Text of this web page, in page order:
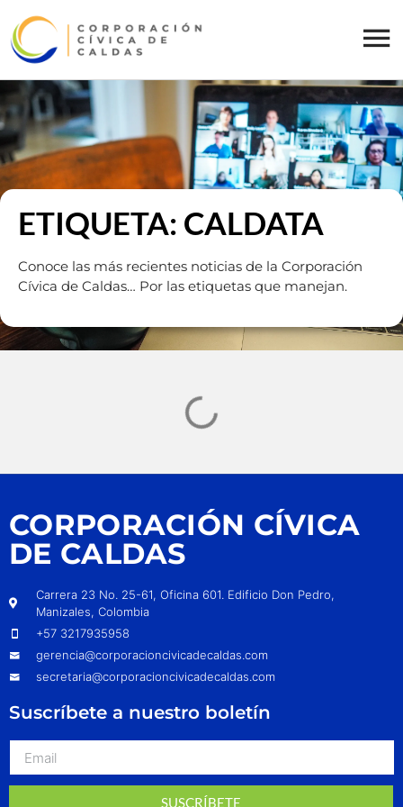
ETIQUETA: CALDATA
Conoce las más recientes noticias de la Corporación
Cívica de Caldas… Por las etiquetas que manejan.
CORPORACIÓN CÍVICA
DE CALDAS
Carrera 23 No. 25-61, Oficina 601. Edificio Don Pedro,
Manizales, Colombia
+57 3217935958
gerencia@corporacioncivicadecaldas.com
secretaria@corporacioncivicadecaldas.com
Suscríbete a nuestro boletín
SUSCRÍBETE